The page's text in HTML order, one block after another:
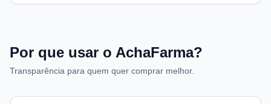
Por que usar o AchaFarma?
Transparência para quem quer comprar melhor.